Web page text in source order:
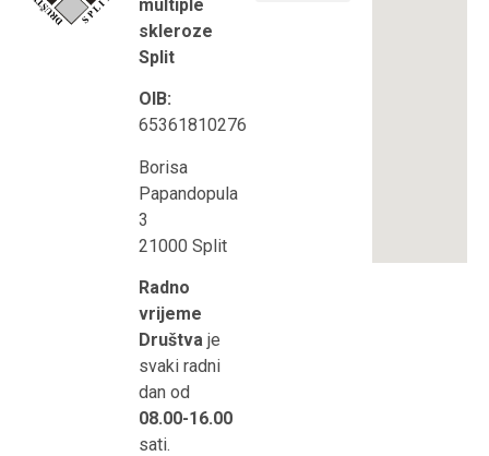
multiple
skleroze
Split
OIB:
65361810276
Borisa
Papandopula
3
21000 Split
Radno
vrijeme
Društva je
svaki radni
dan od
08.00-16.00
sati.